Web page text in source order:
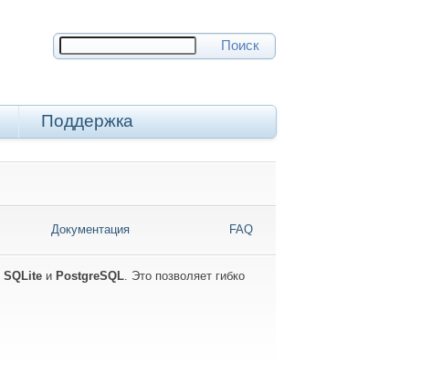
Поиск
Поддержка
Документация FAQ
SQLite и PostgreSQL. Это позволяет гибко